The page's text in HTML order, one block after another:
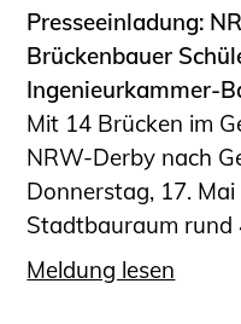
Presseeinladung:
Brückenbauer
Ingenieurkammer-
Mit 14 Brücken im
NRW-Derby nach
Donnerstag, 17.
Stadtbauraum rund
Meldung lesen